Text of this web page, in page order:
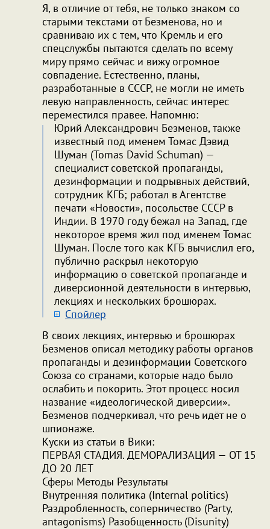
Я, в отличие от тебя, не только знаком со
старыми текстами от Безменова, но и
сравниваю их с тем, что Кремль и его
спецслужбы пытаются сделать по всему
миру прямо сейчас и вижу огромное
совпадение. Естественно, планы,
разработанные в СССР, не могли не иметь
левую направленность, сейчас интерес
переместился правее. Напомню:
Юрий Александрович Безменов, также
известный под именем Томас Дэвид
Шуман (Tomas David Schuman) —
специалист советской пропаганды,
дезинформации и подрывных действий,
сотрудник КГБ; работал в Агентстве
печати «Новости», посольстве СССР в
Индии. В 1970 году бежал на Запад, где
некоторое время жил под именем Томас
Шуман. После того как КГБ вычислил его,
публично раскрыл некоторую
информацию о советской пропаганде и
диверсионной деятельности в интервью,
лекциях и нескольких брошюрах.
Cпойлер
В своих лекциях, интервью и брошюрах
Безменов описал методику работы органов
пропаганды и дезинформации Советского
Союза со странами, которые надо было
ослабить и покорить. Этот процесс носил
название «идеологической диверсии».
Безменов подчеркивал, что речь идёт не о
шпионаже.
Куски из статьи в Вики:
ПЕРВАЯ СТАДИЯ. ДЕМОРАЛИЗАЦИЯ — ОТ 15
ДО 20 ЛЕТ
Сферы Методы Результаты
Внутренняя политика (Internal politics)
Раздробленность, соперничество (Party,
antagonisms) Разобщенность (Disunity)